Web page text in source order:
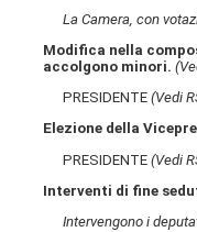
La Camera, con
Modifica nella
accolgono minori.
PRESIDENTE(Vedi
Elezione della
PRESIDENTE(Vedi
Interventi di fine
Intervengono i